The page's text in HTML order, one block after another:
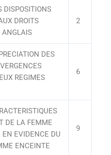
DROITS
ANGLAIS
2
DES
REGIMES
6
DE LA FEMME
EVIDENCE DU
ENCEINTE
9